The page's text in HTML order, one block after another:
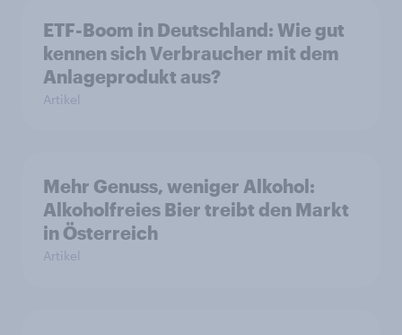
ETF-Boom in Deutschland: Wie gut
kennen sich Verbraucher mit dem
Anlageprodukt aus?
Artikel
Mehr Genuss, weniger Alkohol:
Alkoholfreies Bier treibt den Markt
in Österreich
Artikel